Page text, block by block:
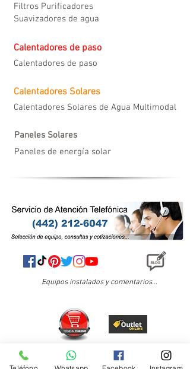
Filtros Purificadores
Suavizadores de agua
Calentadores de paso
Calentadores de paso
Calentadores Solares
Calentadores Solares de Agua Multimodal
Paneles Solares
Paneles de energía solar
Equipos instalados y comentarios...